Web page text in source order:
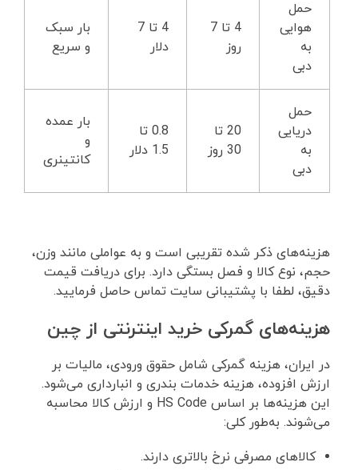
حمل
هوایی
به
دبی
4 تا 7
روز
4 تا 7
دلار
بار سبک
و سریع
حمل
دریایی
به
دبی
20 تا
30 روز
0.8 تا
1.5 دلار
بار عمده
و
کانتینری
هزینه‌های ذکر شده تقریبی است و به عواملی مانند وزن،
حجم، نوع کالا و فصل بستگی دارد. برای دریافت قیمت
دقیق، لطفا با پشتیبانی سایت تماس حاصل فرمایید.
هزینه‌های گمرکی خرید اینترنتی از چین
در ایران، هزینه گمرکی شامل حقوق ورودی، مالیات بر
ارزش افزوده، هزینه خدمات بندری و انبارداری می‌شود.
این هزینه‌ها بر اساس HS Code و ارزش کالا محاسبه
می‌شوند. به‌طور کلی:
کالاهای مصرفی نرخ بالاتری دارند.